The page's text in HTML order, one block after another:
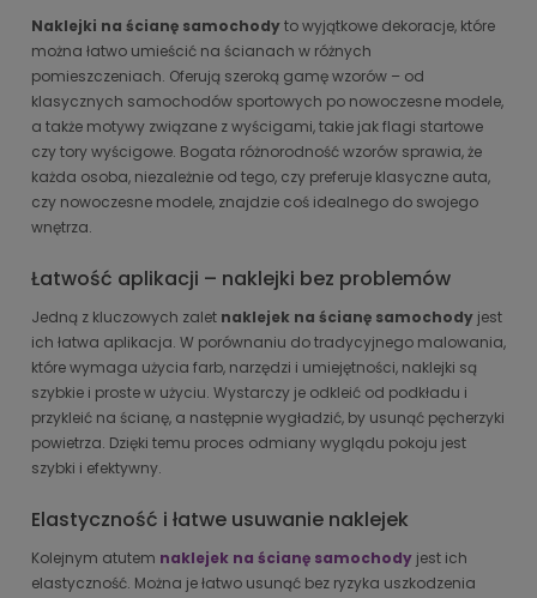
Naklejki na ścianę samochodyto wyjątkowe dekoracje, które
można łatwo umieścić na ścianach w różnych
pomieszczeniach. Oferują szeroką gamę wzorów – od
klasycznych samochodów sportowych po nowoczesne modele,
a także motywy związane z wyścigami, takie jak flagi startowe
czy tory wyścigowe. Bogata różnorodność wzorów sprawia, że
każda osoba, niezależnie od tego, czy preferuje klasyczne auta,
czy nowoczesne modele, znajdzie coś idealnego do swojego
wnętrza.
Łatwość aplikacji – naklejki bez problemów
Jedną z kluczowych zalet naklejek na ścianę samochody jest
ich łatwa aplikacja. W porównaniu do tradycyjnego malowania,
które wymaga użycia farb, narzędzi i umiejętności, naklejki są
szybkie i proste w użyciu. Wystarczy je odkleić od podkładu i
przykleić na ścianę, a następnie wygładzić, by usunąć pęcherzyki
powietrza. Dzięki temu proces odmiany wyglądu pokoju jest
szybki i efektywny.
Elastyczność i łatwe usuwanie naklejek
Kolejnym atutem naklejek na ścianę samochody jest ich
elastyczność. Można je łatwo usunąć bez ryzyka uszkodzenia